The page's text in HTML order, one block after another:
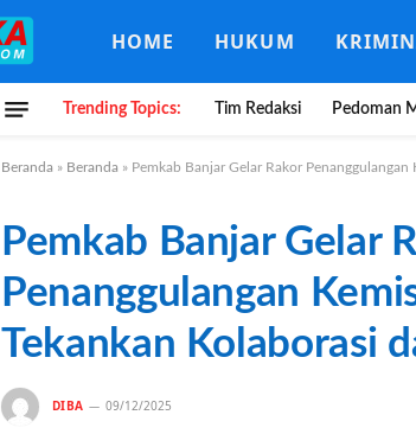
HOME HUKUM
Trending Topics: Tim Redaksi Pedoman
Beranda » Beranda » Pemkab Banjar Gelar Rakor
Pemkab Banjar Gelar
Penanggulangan
Tekankan Kolaborasi
DIBA 09/12/2025